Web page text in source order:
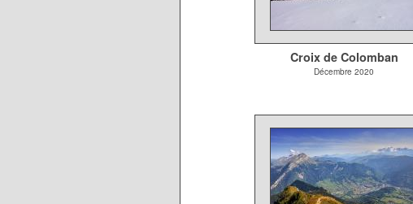
Croix de Colomban
Décembre 2020